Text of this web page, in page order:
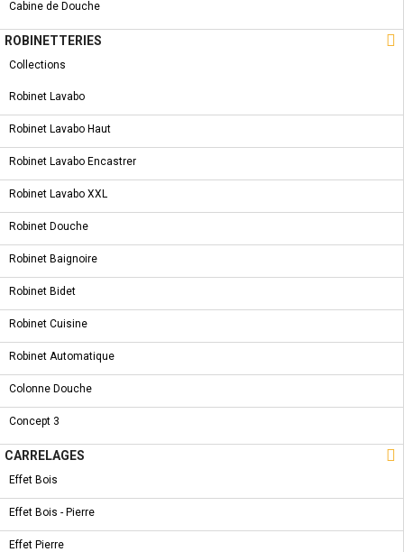
Cabine de Douche
ROBINETTERIES 
Collections
Robinet Lavabo
Robinet Lavabo Haut
Robinet Lavabo Encastrer
Robinet Lavabo XXL
Robinet Douche
Robinet Baignoire
Robinet Bidet
Robinet Cuisine
Robinet Automatique
Colonne Douche
Concept 3
CARRELAGES 
Effet Bois
Effet Bois - Pierre
Effet Pierre
Bouton supérieur Chromé
COMMANDER
CARACTÉRISTIQUES
SYMBOLE & CERTIFICATION
FICHE TECHNIQUE
5 AUTRES PRODUITS DANS LA MÊME
CATÉGORIE :
COLLECTION